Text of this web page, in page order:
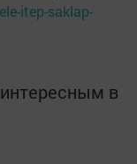
itep-saklap-
в